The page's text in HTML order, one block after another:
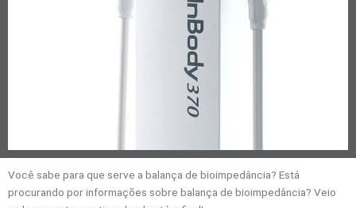
Você sabe para que serve a balança de bioimpedância? Está
procurando por informações sobre balança de bioimpedância? Veio